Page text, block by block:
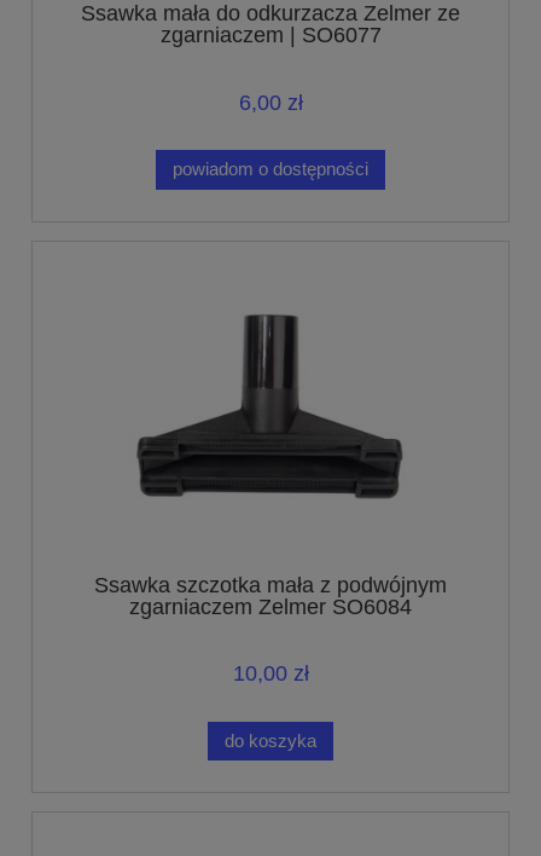
Ssawka mała do odkurzacza Zelmer ze
zgarniaczem | SO6077
6,00 zł
powiadom o dostępności
Ssawka szczotka mała z podwójnym
zgarniaczem Zelmer SO6084
10,00 zł
do koszyka